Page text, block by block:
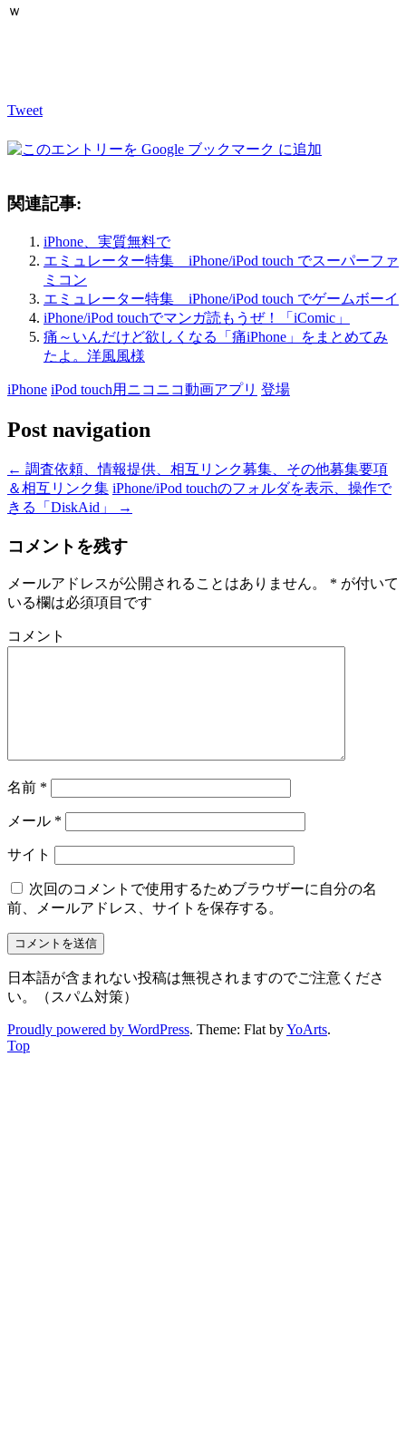
ｗ
Tweet
関連記事:
iPhone、実質無料で
エミュレーター特集 iPhone/iPod touch でスーパーファ
ミコン
エミュレーター特集 iPhone/iPod touch でゲームボーイ
iPhone/iPod touchでマンガ読もうぜ！「iComic」
痛～いんだけど欲しくなる「痛iPhone」をまとめてみ
たよ。洋風風様
iPhone iPod touch用ニコニコ動画アプリ 登場
Post navigation
← 調査依頼、情報提供、相互リンク募集、その他募集要項
＆相互リンク集 iPhone/iPod touchのフォルダを表示、操作で
きる「DiskAid」
→
コメントを残す
メールアドレスが公開されることはありません。 * が付いて
いる欄は必須項目です
コメント
名前 *
メール *
サイト
次回のコメントで使用するためブラウザーに自分の名
前、メールアドレス、サイトを保存する。
日本語が含まれない投稿は無視されますのでご注意くださ
い。（スパム対策）
Proudly powered by WordPress. Theme: Flat byYoArts.
Top